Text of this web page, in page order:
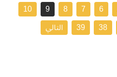
6
7
8
9
10
38
39 التالي